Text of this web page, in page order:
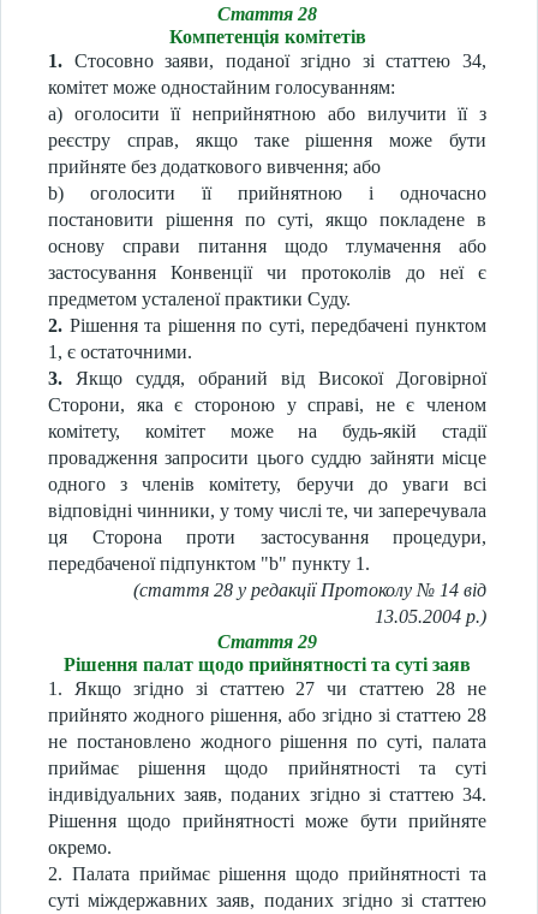
Стаття 28
Компетенція комітетів
1. Стосовно заяви, поданої згідно зі статтею 34,
комітет може одностайним голосуванням:
a) оголосити її неприйнятною або вилучити її з
реєстру справ, якщо таке рішення може бути
прийняте без додаткового вивчення; або
b) оголосити її прийнятною і одночасно
постановити рішення по суті, якщо покладене в
основу справи питання щодо тлумачення або
застосування Конвенції чи протоколів до неї є
предметом усталеної практики Суду.
2. Рішення та рішення по суті, передбачені пунктом
1, є остаточними.
3. Якщо суддя, обраний від Високої Договірної
Сторони, яка є стороною у справі, не є членом
комітету, комітет може на будь-якій стадії
провадження запросити цього суддю зайняти місце
одного з членів комітету, беручи до уваги всі
відповідні чинники, у тому числі те, чи заперечувала
ця Сторона проти застосування процедури,
передбаченої підпунктом "b" пункту 1.
(стаття 28 у редакції Протоколу № 14 від
13.05.2004 р.)
Стаття 29
Рішення палат щодо прийнятності та суті заяв
1. Якщо згідно зі статтею 27 чи статтею 28 не
прийнято жодного рішення, або згідно зі статтею 28
не постановлено жодного рішення по суті, палата
приймає рішення щодо прийнятності та суті
індивідуальних заяв, поданих згідно зі статтею 34.
Рішення щодо прийнятності може бути прийняте
окремо.
2. Палата приймає рішення щодо прийнятності та
суті міждержавних заяв, поданих згідно зі статтею